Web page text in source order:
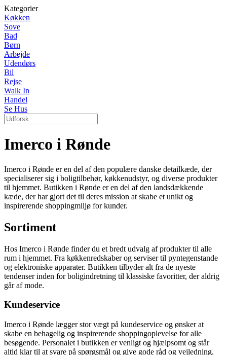
Kategorier
Køkken
Sove
Bad
Børn
Arbejde
Udendørs
Bil
Rejse
Walk In
Handel
Se Hus
Imerco i Rønde
Imerco i Rønde er en del af den populære danske detailkæde, der
specialiserer sig i boligtilbehør, køkkenudstyr, og diverse produkter
til hjemmet. Butikken i Rønde er en del af den landsdækkende
kæde, der har gjort det til deres mission at skabe et unikt og
inspirerende shoppingmiljø for kunder.
Sortiment
Hos Imerco i Rønde finder du et bredt udvalg af produkter til alle
rum i hjemmet. Fra køkkenredskaber og serviser til pyntegenstande
og elektroniske apparater. Butikken tilbyder alt fra de nyeste
tendenser inden for boligindretning til klassiske favoritter, der aldrig
går af mode.
Kundeservice
Imerco i Rønde lægger stor vægt på kundeservice og ønsker at
skabe en behagelig og inspirerende shoppingoplevelse for alle
besøgende. Personalet i butikken er venligt og hjælpsomt og står
altid klar til at svare på spørgsmål og give gode råd og vejledning.